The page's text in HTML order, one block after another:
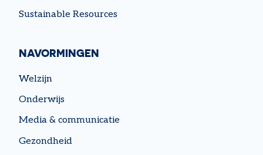
Sustainable Resources
NAVORMINGEN
Welzijn
Onderwijs
Media & communicatie
Gezondheid